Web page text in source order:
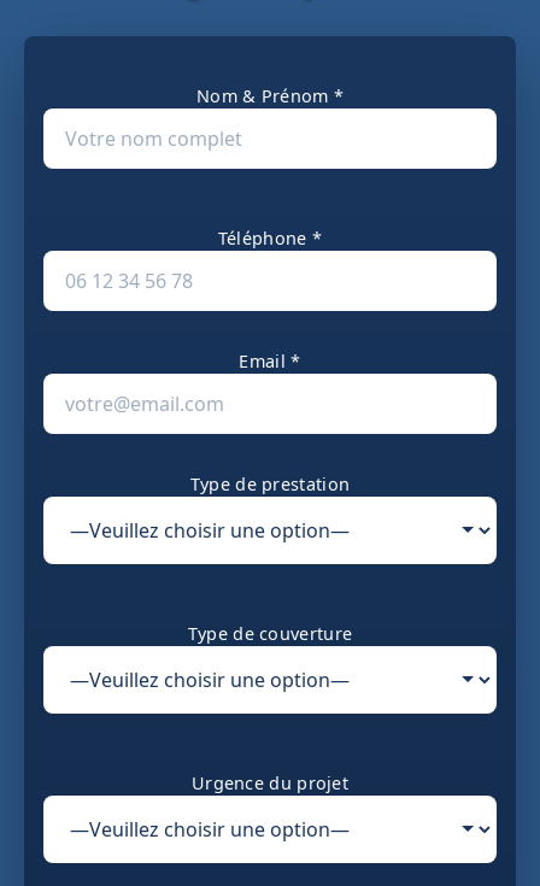
Nom & Prénom *
Téléphone *
Email *
Type de prestation
Type de couverture
Urgence du projet